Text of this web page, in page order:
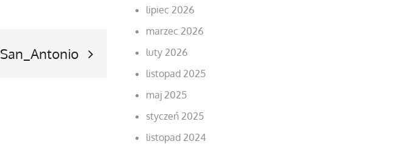
San_Antonio
lipiec 2026
marzec 2026
luty 2026
listopad 2025
maj 2025
styczeń 2025
listopad 2024